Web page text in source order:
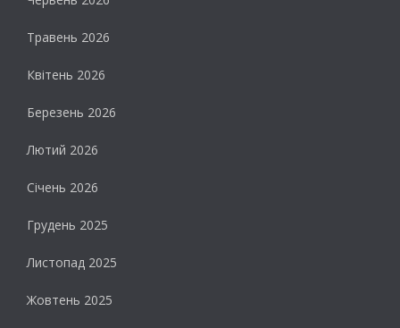
Травень 2026
Квітень 2026
Березень 2026
Лютий 2026
Січень 2026
Грудень 2025
Листопад 2025
Жовтень 2025